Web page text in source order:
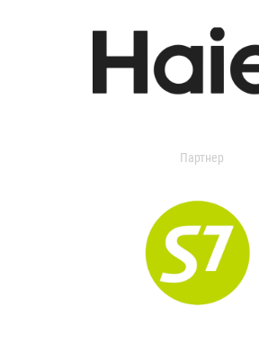
Партнер